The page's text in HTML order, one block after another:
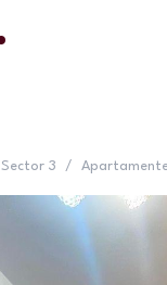
Sector 3 /